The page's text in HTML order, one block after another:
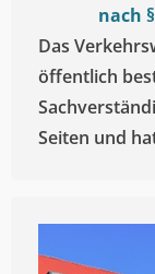
nach
Das
öffentlich
Seiten und